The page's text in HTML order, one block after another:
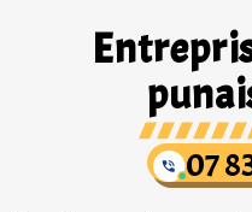
07